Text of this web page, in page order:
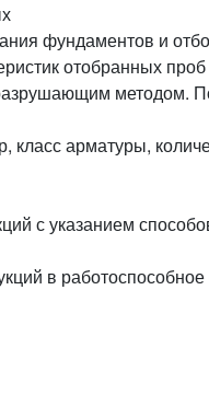
фундаментов и
отобранных проб
методом.
класс арматуры,
с указанием
в